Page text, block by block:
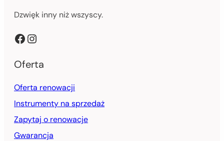
Dzwięk inny niż wszyscy.
Facebook Instagram
Oferta
Oferta renowacji
Instrumenty na sprzedaż
Zapytaj o renowacje
Gwarancja